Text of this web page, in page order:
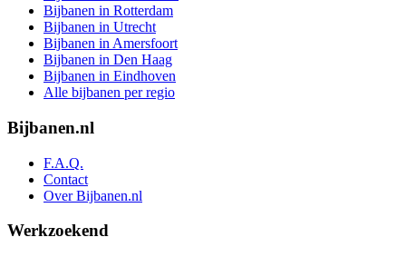
Bijbanen in Rotterdam
Bijbanen in Utrecht
Bijbanen in Amersfoort
Bijbanen in Den Haag
Bijbanen in Eindhoven
Alle bijbanen per regio
Bijbanen.nl
F.A.Q.
Contact
Over Bijbanen.nl
Werkzoekend